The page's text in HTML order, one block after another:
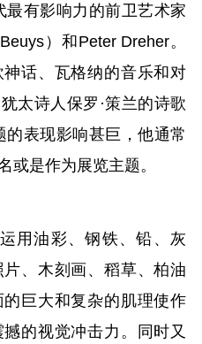
最有影响力的前卫艺术家
）和Peter Dreher。
话、瓦格纳的音乐和对
太诗人保罗·策兰的诗歌
的表现影响甚巨，他通常
或是作为展览主题。
用油彩、钢铁、铅、灰
、木刻画、稻草、柏油
巨大和复杂的肌理使作
的视觉冲击力。同时又